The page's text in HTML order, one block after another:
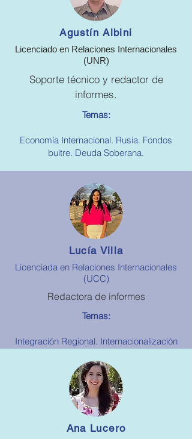
Agustín Albini
Licenciado en Relaciones Internacionales
(UNR)
Soporte técnico y redactor de
informes.
Temas:
Economía Internacional. Rusia. Fondos
buitre. Deuda Soberana.
Lucía Villa
Licenciada en Relaciones Internacionales
(UCC)
Redactora de informes
Temas:
Integración Regional. Internacionalización
Internacional
Ana Lucero